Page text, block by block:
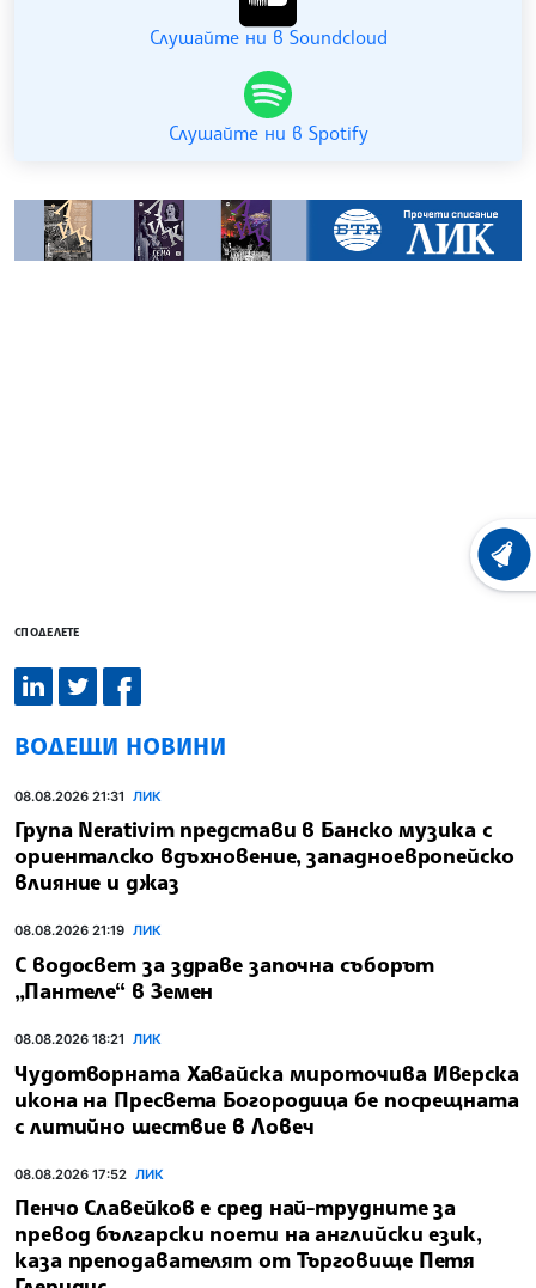
Слушайте ни в Soundcloud
Слушайте ни в Spotify
СПОДЕЛЕТЕ
ВОДЕЩИ НОВИНИ
08.08.2026 21:31 ЛИК
Група Nerativim представи в Банско музика с
ориенталско вдъхновение, западноевропейско
влияние и джаз
08.08.2026 21:19 ЛИК
С водосвет за здраве започна съборът
„Пантеле“ в Земен
08.08.2026 18:21 ЛИК
Чудотворната Хавайска мироточива Иверска
икона на Пресвета Богородица бе посрещната
с литийно шествие в Ловеч
08.08.2026 17:52 ЛИК
Пенчо Славейков е сред най-трудните за
превод български поети на английски език,
каза преподавателят от Търговище Петя